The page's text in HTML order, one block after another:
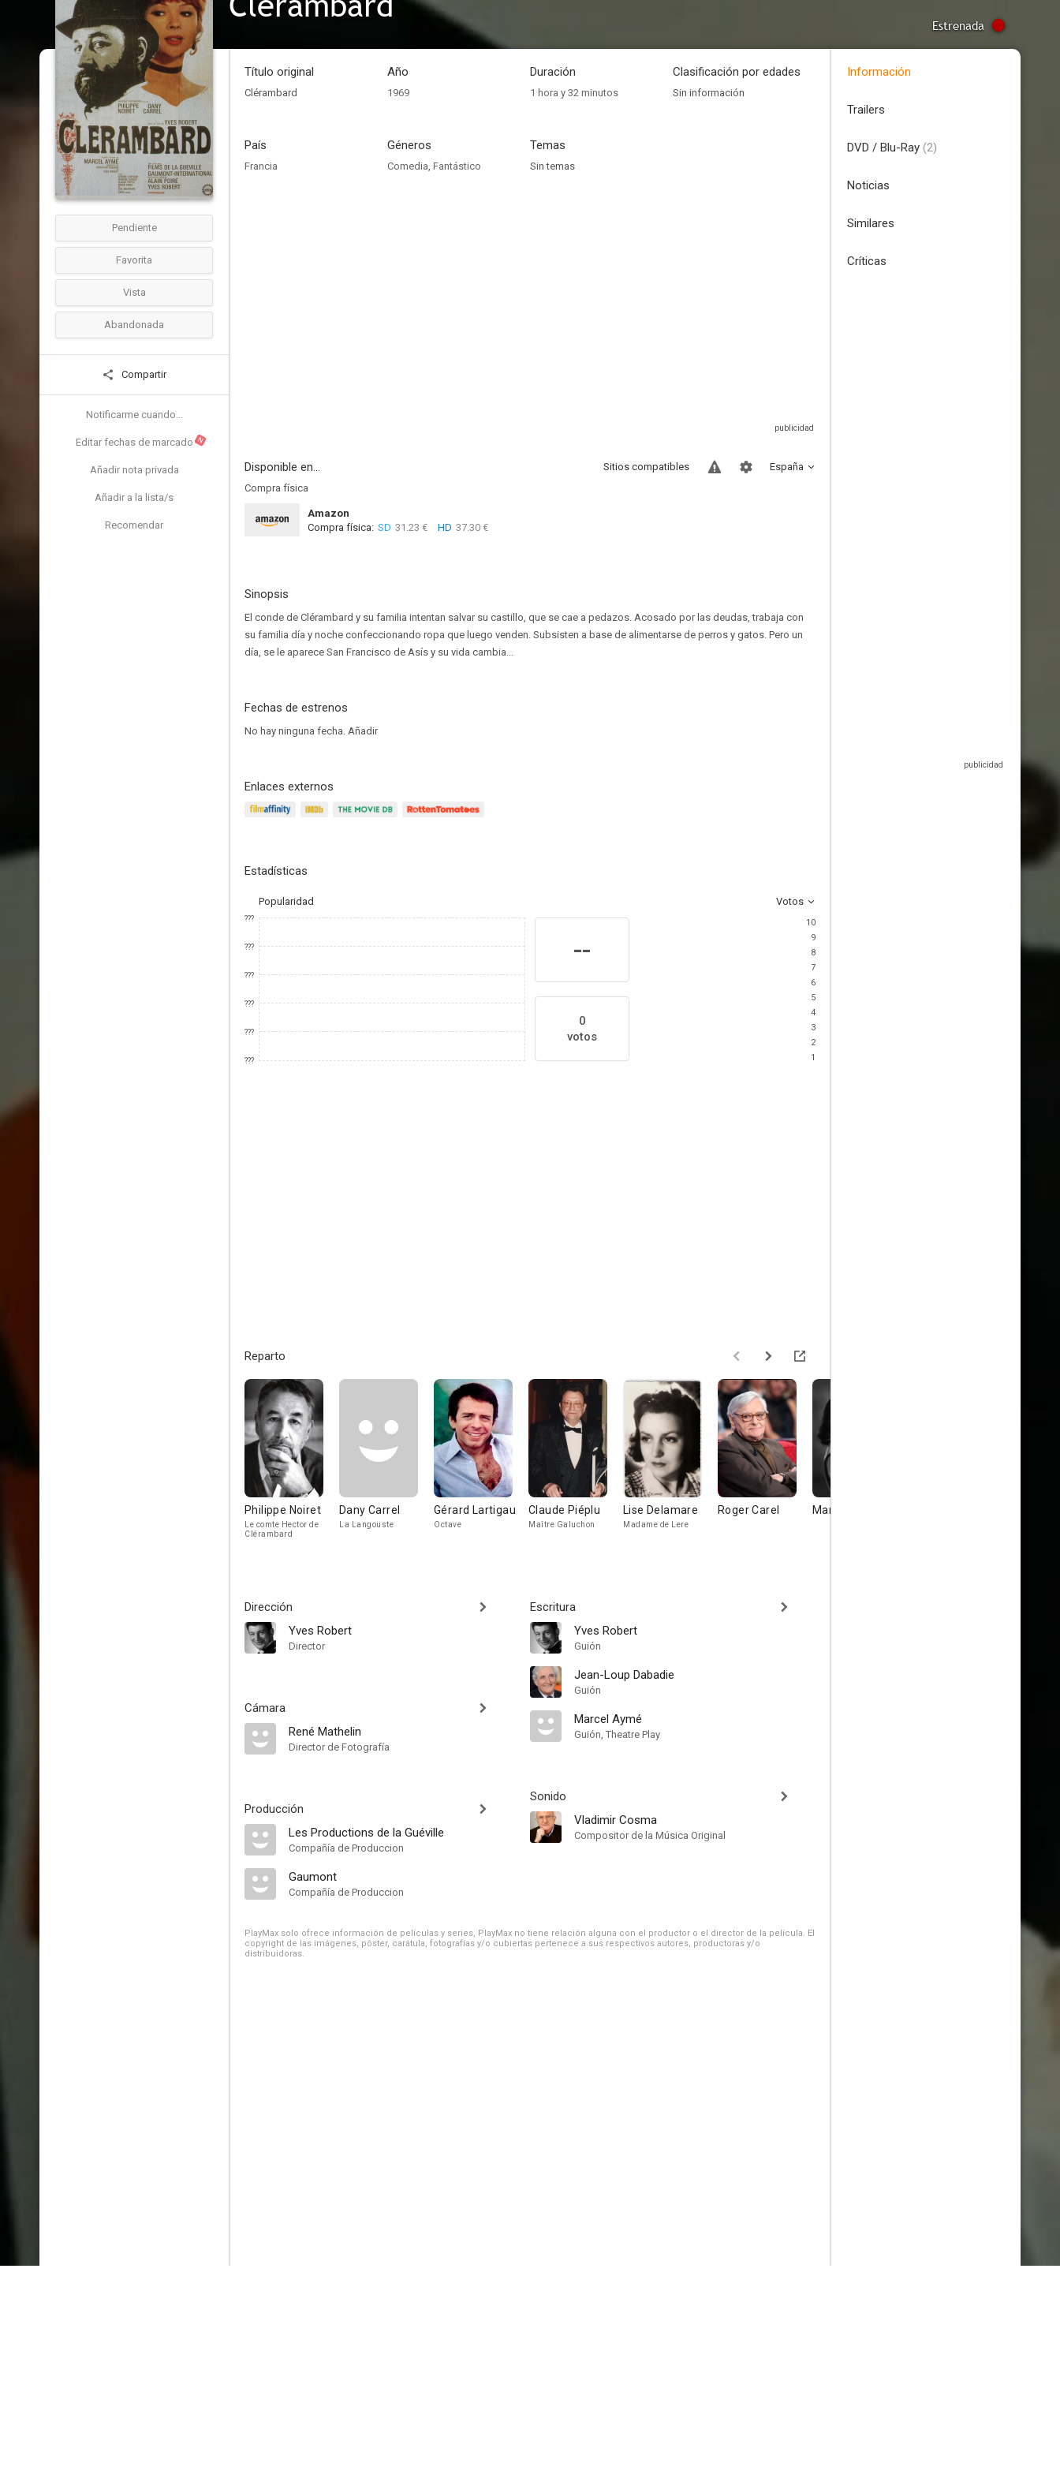
Estrenada
Pendiente
Favorita
Vista
Abandonada
Compartir
Notificarme cuando...
Editar fechas de marcado N
Añadir nota privada
Añadir a la lista/s
Recomendar
Título original
Clérambard
Año
1969
Duración
1 hora y 32 minutos
Clasificación por edades
Sin información
País
Francia
Géneros
Comedia, Fantástico
Temas
Sin temas
Disponible en... España
Sitios compatibles
Compra física
Amazon
Compra física: SD 31.23 € HD 37.30 €
Sinopsis
El conde de Clérambard y su familia intentan salvar su castillo, que se cae a pedazos. Acosado por las deudas, trabaja con
su familia día y noche confeccionando ropa que luego venden. Subsisten a base de alimentarse de perros y gatos. Pero un
día, se le aparece San Francisco de Asís y su vida cambia...
Fechas de estrenos
No hay ninguna fecha. Añadir
Enlaces externos
Estadísticas
Popularidad Votos
???
???
???
???
???
???
--
0
votos
10
9
8
7
6
5
4
3
2
1
Reparto
Philippe Noiret
Le comte Hector de
Clérambard
Dany Carrel
La Langouste
Gérard Lartigau
Octave
Claude Piéplu
Maître Galuchon
Lise Delamare
Madame de Lere
Roger Carel Martine Sarcey
Dirección
Yves Robert
Director
Cámara
René Mathelin
Director de Fotografía
Producción
Les Productions de la Guéville
Compañía de Produccion
Gaumont
Compañía de Produccion
Escritura
Yves Robert
Guión
Jean-Loup Dabadie
Guión
Marcel Aymé
Guión, Theatre Play
Sonido
Vladimir Cosma
Compositor de la Música Original
PlayMax solo ofrece información de películas y series, PlayMax no tiene relación alguna con el productor o el director de la película. El
copyright de las imágenes, póster, carátula, fotografías y/o cubiertas pertenece a sus respectivos autores, productoras y/o
distribuidoras.
Información
Trailers
DVD / Blu-Ray (2)
Noticias
Similares
Críticas